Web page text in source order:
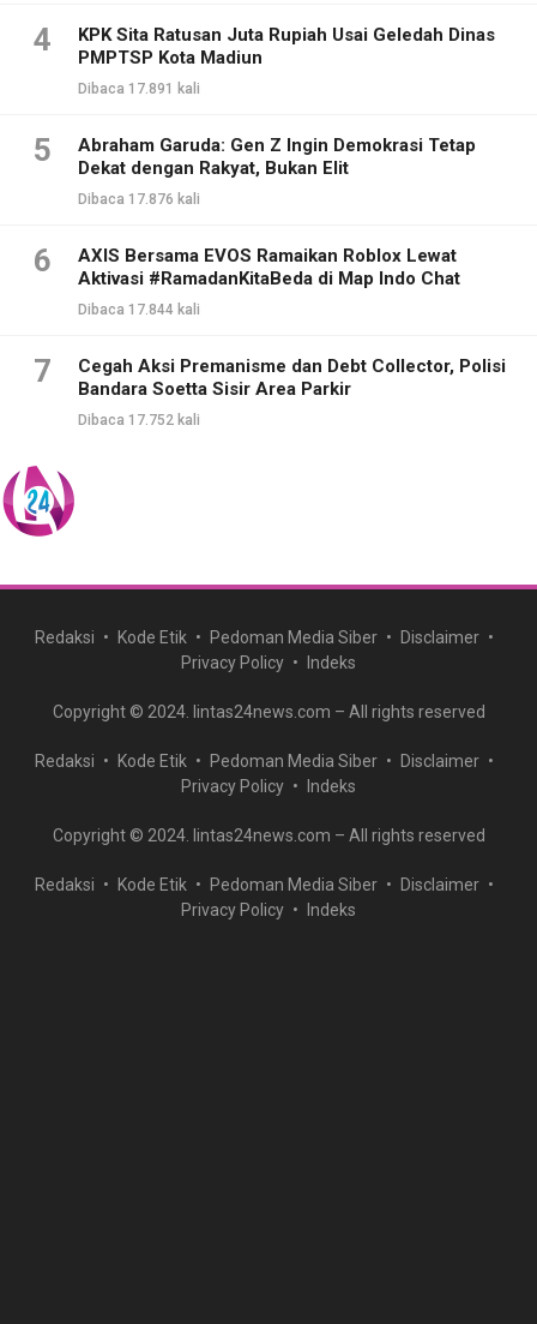
4
KPK Sita Ratusan Juta Rupiah Usai Geledah Dinas
PMPTSP Kota Madiun
Dibaca 17.891 kali
5
Abraham Garuda: Gen Z Ingin Demokrasi Tetap
Dekat dengan Rakyat, Bukan Elit
Dibaca 17.876 kali
6
AXIS Bersama EVOS Ramaikan Roblox Lewat
Aktivasi #RamadanKitaBeda di Map Indo Chat
Dibaca 17.844 kali
7
Cegah Aksi Premanisme dan Debt Collector, Polisi
Bandara Soetta Sisir Area Parkir
Dibaca 17.752 kali
Redaksi Kode Etik Pedoman Media Siber
Disclaimer
Privacy Policy
Indeks
Copyright © 2024. lintas24news.com – All rights reserved
Redaksi Kode Etik Pedoman Media Siber
Disclaimer
Privacy Policy
Indeks
Copyright © 2024. lintas24news.com – All rights reserved
Redaksi Kode Etik Pedoman Media Siber
Disclaimer
Privacy Policy
Indeks